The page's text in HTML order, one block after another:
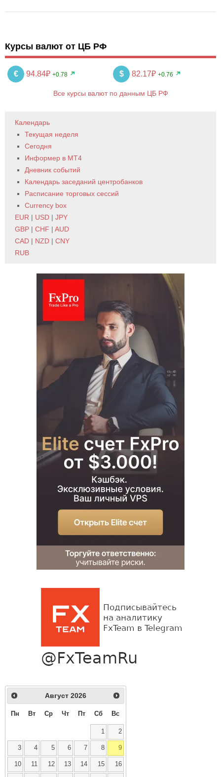
Курсы валют от ЦБ РФ
€ 94.84₽ +0.78 $ 82.17₽ +0.76
Все курсы валют по данным ЦБ РФ
Календарь
Текущая неделя
Сегодня
Информер в MT4
Дневник событий
Календарь заседаний центробанков
Расписание торговых сессий
Currency box
EUR | USD | JPY
GBP | CHF | AUD
CAD | NZD | CNY
RUB
Август 2026
Пн Вт Ср Чт Пт Сб Вс
1 2
3 4 5 6 7 8 9
10 11 12 13 14 15 16